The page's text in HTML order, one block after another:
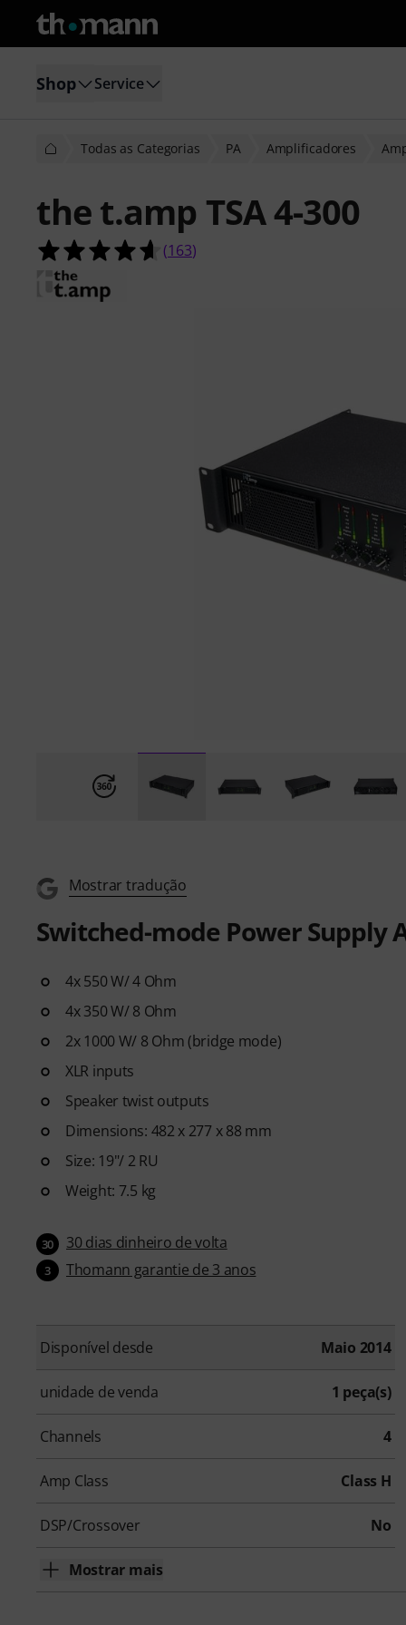
Shop Service
Todas as Categorias PA Amplificadores
the t.amp TSA 4-300
4.6 de 5 estrelas de 163 avaliações
(163)
Mostrar tradução
Switched-mode Power Supply
4x 550 W/ 4 Ohm
4x 350 W/ 8 Ohm
2x 1000 W/ 8 Ohm (bridge mode)
XLR inputs
Speaker twist outputs
Dimensions: 482 x 277 x 88 mm
Size: 19"/ 2 RU
Weight: 7.5 kg
30 30 dias dinheiro de volta
3 Thomann garantie de 3 anos
Disponível desde Maio 2014
unidade de venda 1 peça(s)
Channels 4
Amp Class Class H
DSP/Crossover No
Mostrar mais